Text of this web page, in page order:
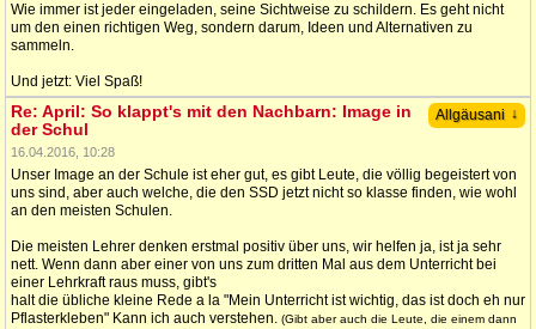
Wie immer ist jeder eingeladen, seine Sichtweise zu schildern. Es geht nicht
um den einen richtigen Weg, sondern darum, Ideen und Alternativen zu
sammeln.
Und jetzt: Viel Spaß!
Allgäusani ↓
Re: April: So klappt's mit den Nachbarn: Image in
der Schul
16.04.2016, 10:28
Unser Image an der Schule ist eher gut, es gibt Leute, die völlig begeistert von
uns sind, aber auch welche, die den SSD jetzt nicht so klasse finden, wie wohl
an den meisten Schulen.
Die meisten Lehrer denken erstmal positiv über uns, wir helfen ja, ist ja sehr
nett. Wenn dann aber einer von uns zum dritten Mal aus dem Unterricht bei
einer Lehrkraft raus muss, gibt's
halt die übliche kleine Rede a la "Mein Unterricht ist wichtig, das ist doch eh nur
Pflasterkleben" Kann ich auch verstehen. (Gibt aber auch die Leute, die einem dann